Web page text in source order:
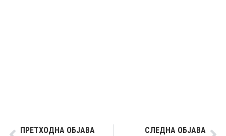
ПРЕТХОДНА ОБЈАВА СЛЕДНА ОБЈАВА